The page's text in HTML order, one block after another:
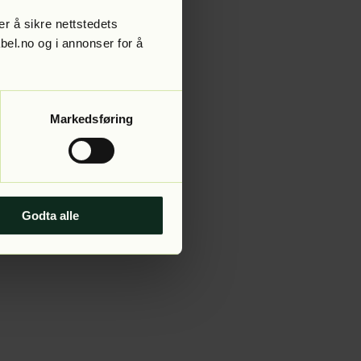
å sikre nettstedets
og i annonser for å
Markedsføring
Godta alle